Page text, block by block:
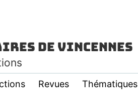
de Vincennes
Revues Thématiques